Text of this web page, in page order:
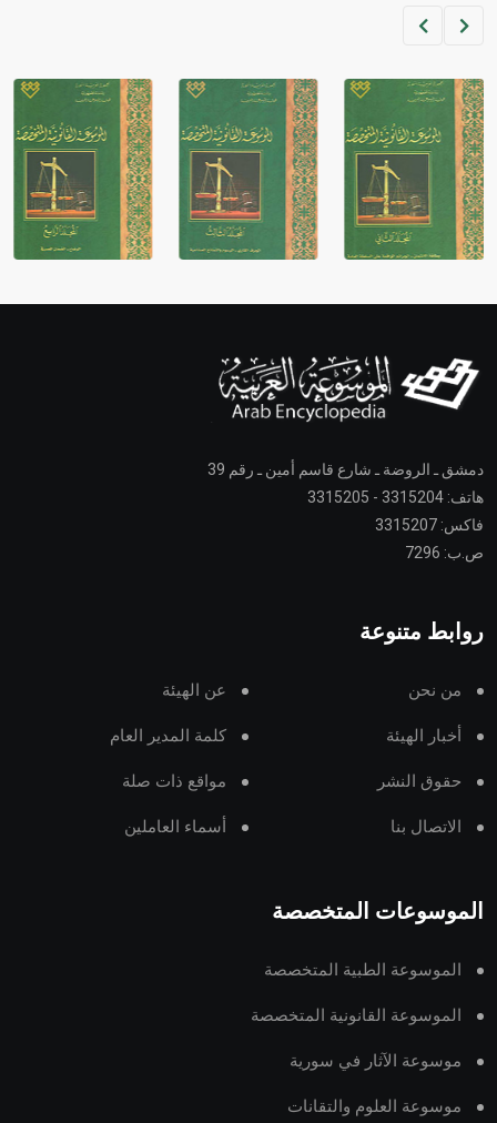
دمشق ـ الروضة ـ شارع قاسم أمين ـ رقم 39
هاتف: 3315204 - 3315205
فاكس: 3315207
ص.ب: 7296
روابط متنوعة
من نحن عن الهيئة
أخبار الهيئة كلمة المدير العام
حقوق النشر مواقع ذات صلة
الاتصال بنا أسماء العاملين
الموسوعات المتخصصة
الموسوعة الطبية المتخصصة
الموسوعة القانونية المتخصصة
موسوعة الآثار في سورية
موسوعة العلوم والتقانات